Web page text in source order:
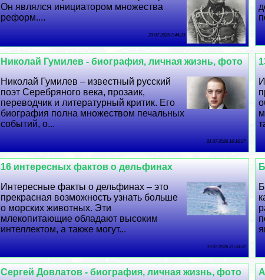
Он являлся инициатором множества
реформ....
23 07 2026 7:44:23
Николай Гумилев - биография, личная жизнь, фото
Николай Гумилев – известный русский
поэт Серебряного века, прозаик,
переводчик и литературный критик. Его
биография полна множеством печальных
событий, о...
21 07 2026 16:16:27
16 интересных фактов о дельфинах
Интересные факты о дельфинах – это
прекрасная возможность узнать больше
о морских животных. Эти
млекопитающие обладают высоким
интеллектом, а также могут...
19 07 2026 21:33:32
Сергeй Довлатов - биография, личная жизнь, фото